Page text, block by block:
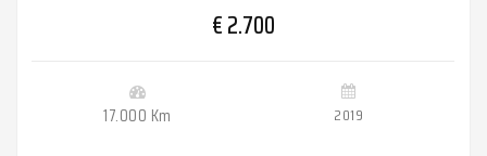
€ 2.700
17.000 Km 2019